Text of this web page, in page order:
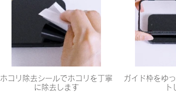
ホコリ除去シールでホコリを丁寧
に除去します
ガイド枠をゆ
ト